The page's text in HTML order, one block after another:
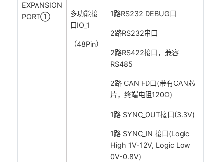
EXPANSION
PORT①
多功能接
口IO_1
（48Pin）
1路RS232 DEBUG口
2路RS232串口
2路RS422接口，兼容
RS485
2路 CAN FD口(带有CAN芯
片，终端电阻120Ω)
1路 SYNC_OUT接口(3.3V)
1路 SYNC_IN 接口(Logic
High 1V-12V, Logic Low
0V-0.8V)